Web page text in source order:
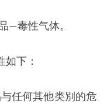
—毒性气体。
下：
任何其他类別的危